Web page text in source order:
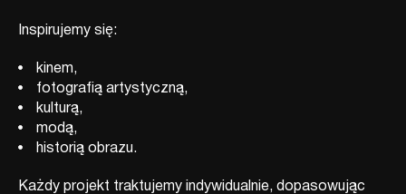
Inspirujemy się:
kinem,
fotografią artystyczną,
kulturą,
modą,
historią obrazu.
Każdy projekt traktujemy indywidualnie, dopasowując